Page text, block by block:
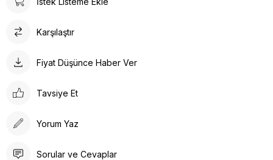
Karşılaştır
Fiyat Düşünce Haber Ver
Tavsiye Et
Yorum Yaz
Sorular ve Cevaplar